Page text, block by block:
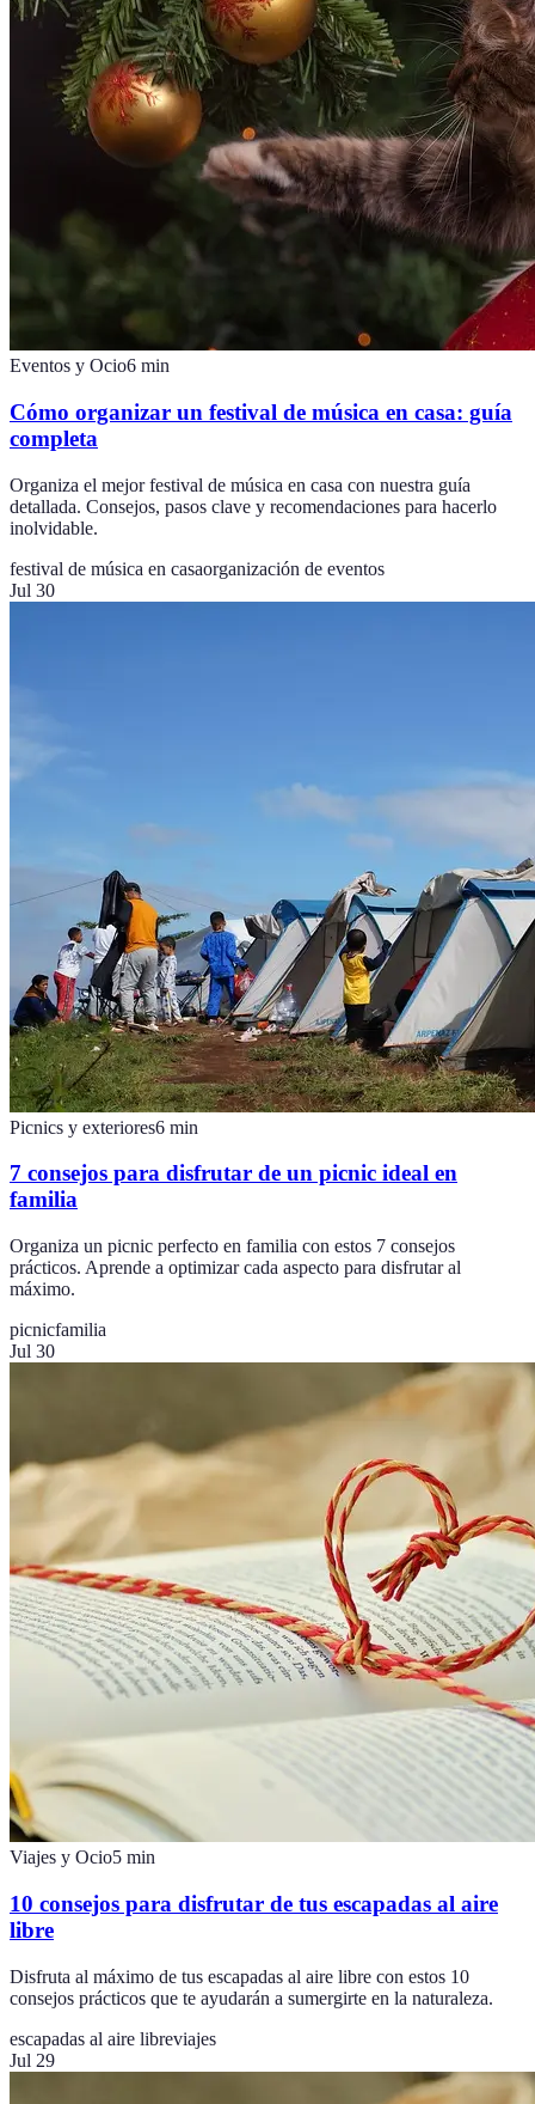
Eventos y Ocio6 min
Cómo organizar un festival de música en casa: guía
completa
Organiza el mejor festival de música en casa con nuestra guía
detallada. Consejos, pasos clave y recomendaciones para hacerlo
inolvidable.
festival de música en casaorganización de eventos
Jul 30
Picnics y exteriores6 min
7 consejos para disfrutar de un picnic ideal en
familia
Organiza un picnic perfecto en familia con estos 7 consejos
prácticos. Aprende a optimizar cada aspecto para disfrutar al
máximo.
picnicfamilia
Jul 30
Viajes y Ocio5 min
10 consejos para disfrutar de tus escapadas al aire
libre
Disfruta al máximo de tus escapadas al aire libre con estos 10
consejos prácticos que te ayudarán a sumergirte en la naturaleza.
escapadas al aire libreviajes
Jul 29